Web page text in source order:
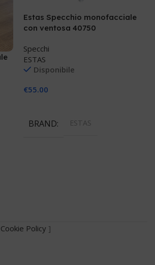
Estas Specchio monofacciale
con ventosa 40750
Specchi
ESTAS
Disponibile
€55.00
BRAND ESTAS
Cookie Policy ]